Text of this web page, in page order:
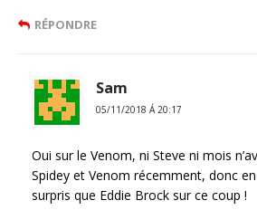
RÉPONDRE
Sam
05/11/2018 Á 20:17
Oui sur le Venom, ni Steve ni mois
Spidey et Venom récemment, donc
surpris que Eddie Brock sur ce coup !